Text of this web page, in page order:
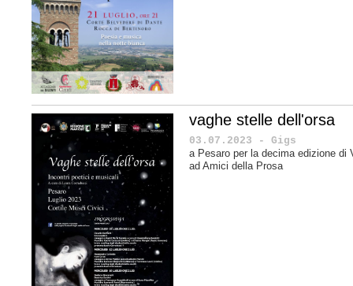
vaghe stelle dell'orsa
03.07.2023 - Gigs
a Pesaro per la decima edizione di
ad Amici della Prosa